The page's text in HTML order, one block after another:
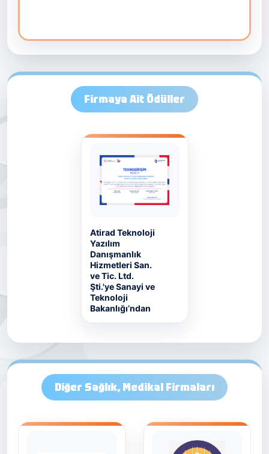
Firmaya Ait Ödüller
Atirad Teknoloji
Yazılım
Danışmanlık
Hizmetleri San.
ve Tic. Ltd.
Şti.'ye Sanayi ve
Teknoloji
Bakanlığı’ndan
Diğer Sağlık, Medikal Firmaları